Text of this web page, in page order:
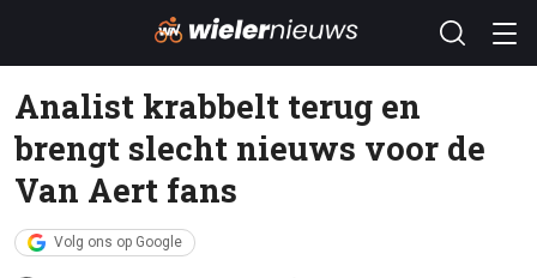
Analist krabbelt terug en
brengt slecht nieuws voor de
Van Aert fans
Volg ons op Google